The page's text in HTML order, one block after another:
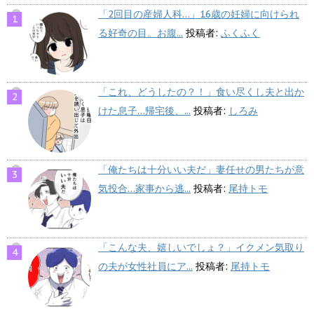
「2回目の産婦人科…」16歳の妊婦に向けられ
る好奇の目。お腹... 投稿者: ふくふく
「これ、どうしたの？！」食い尽くし夫と出か
けた息子…帰宅後、... 投稿者: しろみ
「俺たちは十分いい夫だ」妻任せの男たちが意
気投合…家事から逃... 投稿者: 尾持トモ
「こんな夫、嬉しいでしょ？」イクメン気取り
の夫が女性社員にア... 投稿者: 尾持トモ